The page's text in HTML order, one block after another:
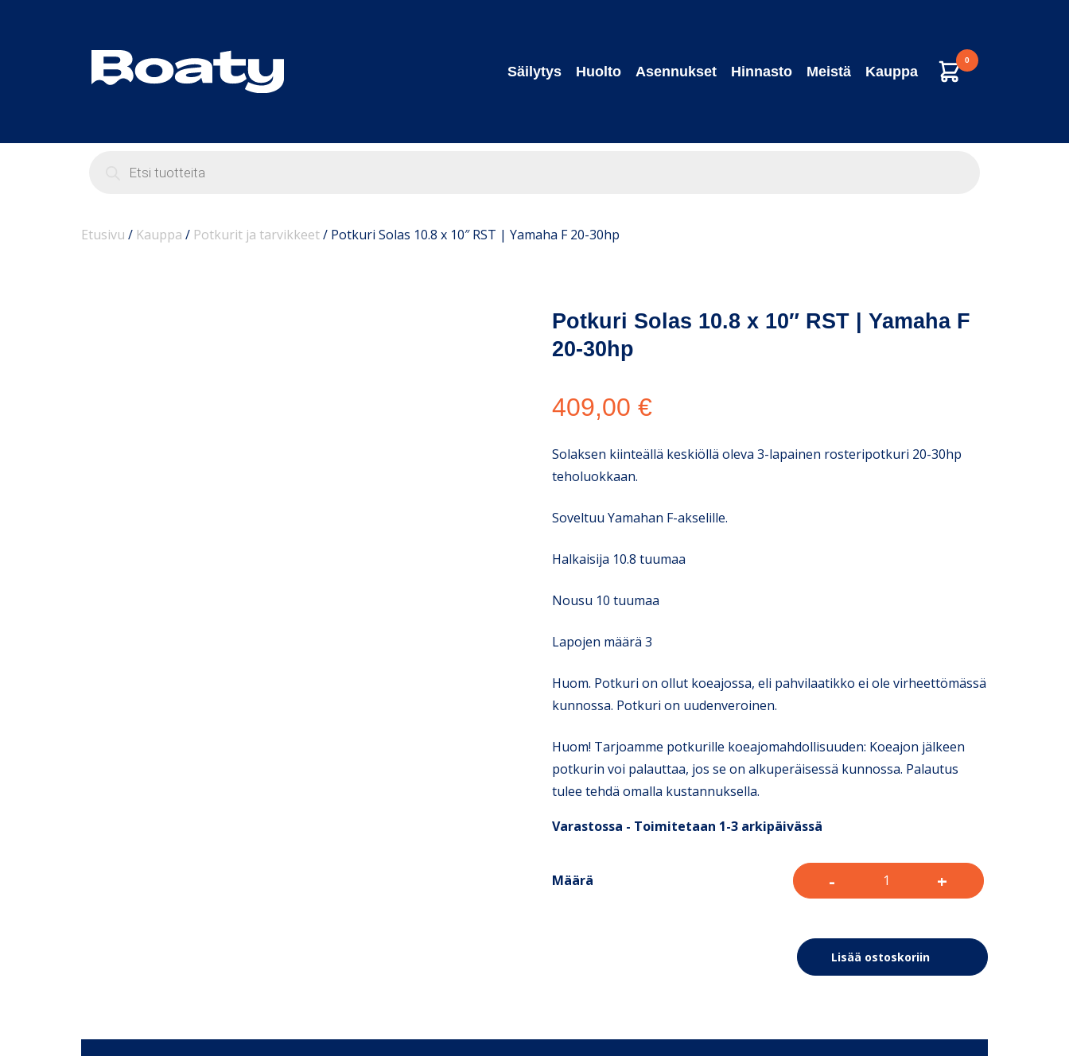
Säilytys Huolto Asennukset Hinnasto Meistä Kauppa
0
Etusivu / Kauppa / Potkurit ja tarvikkeet/ Potkuri Solas 10.8 x 10″ RST | Yamaha F 20-30hp
Potkuri Solas 10.8 x 10″ RST | Yamaha F
20-30hp
409,00 €
Solaksen kiinteällä keskiöllä oleva 3-lapainen rosteripotkuri 20-30hp
teholuokkaan.
Soveltuu Yamahan F-akselille.
Halkaisija 10.8 tuumaa
Nousu 10 tuumaa
Lapojen määrä 3
Huom. Potkuri on ollut koeajossa, eli pahvilaatikko ei ole virheettömässä
kunnossa. Potkuri on uudenveroinen.
Huom! Tarjoamme potkurille koeajomahdollisuuden: Koeajon jälkeen
potkurin voi palauttaa, jos se on alkuperäisessä kunnossa. Palautus
tulee tehdä omalla kustannuksella.
Varastossa - Toimitetaan 1-3 arkipäivässä
Määrä - +
Lisää ostoskoriin